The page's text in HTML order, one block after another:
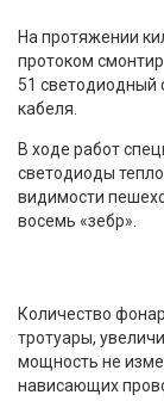
На протяжении
протоком
51 светодиодный
кабеля.
В ходе работ
светодиоды
видимости
восемь «зебр».
Количество
тротуары,
мощность не
нависающих